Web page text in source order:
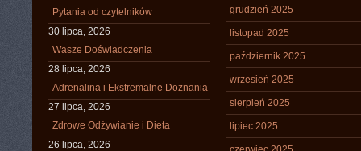
Pytania od czytelników
30 lipca, 2026
Wasze Doświadczenia
28 lipca, 2026
Adrenalina i Ekstremalne Doznania
27 lipca, 2026
Zdrowe Odżywianie i Dieta
26 lipca, 2026
grudzień 2025
listopad 2025
październik 2025
wrzesień 2025
sierpień 2025
lipiec 2025